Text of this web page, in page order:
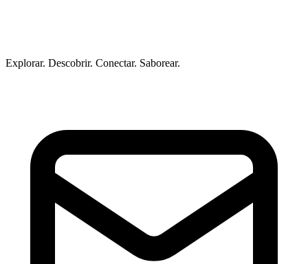
Explorar. Descobrir. Conectar. Saborear.